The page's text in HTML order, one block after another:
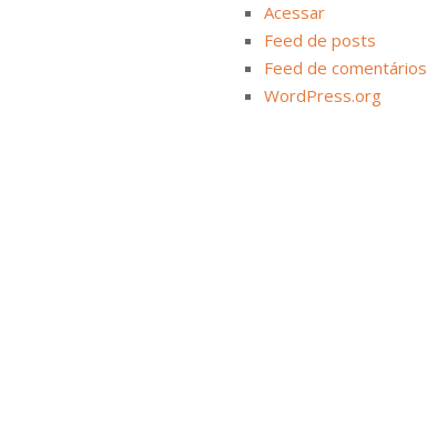
Acessar
Feed de posts
Feed de comentários
WordPress.org